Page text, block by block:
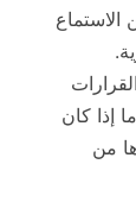
الاستماع
إذا كان
من